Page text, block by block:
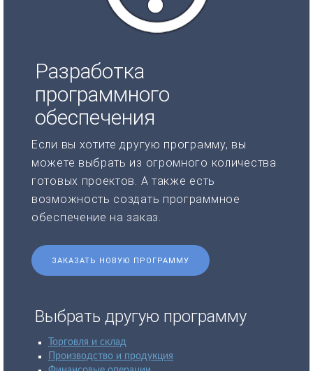
Разработка
программного
обеспечения
Если вы хотите другую программу, вы
можете выбрать из огромного количества
готовых проектов. А также есть
возможность создать программное
обеспечение на заказ.
ЗАКАЗАТЬ НОВУЮ ПРОГРАММУ
Выбрать другую программу
Торговля и склад
Производство и продукция